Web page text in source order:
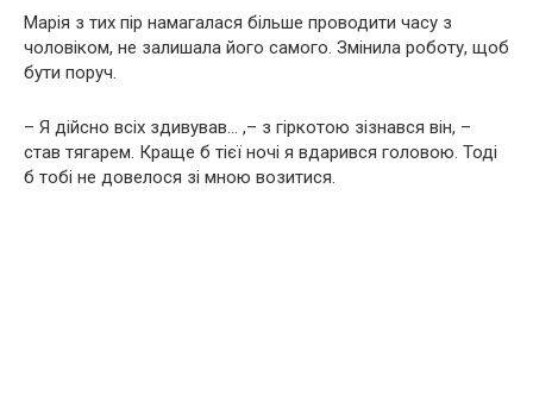
Марія з тих пір намагалася більше проводити часу з
чоловіком, не залишала його самого. Змінила роботу, щоб
бути поруч.
– Я дійсно всіх здивував… ,– з гіркотою зізнався він, –
став тягарем. Краще б тієї ночі я вдарився головою. Тоді
б тобі не довелося зі мною возитися.